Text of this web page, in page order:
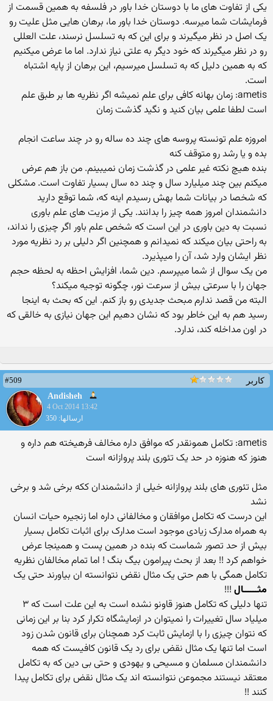
یکی از تفاوت های ما با دوستان خدا باور در فلسفه به همین قسمت از
فرمایشات شما میرسه. دوستان خدا باور ما، برهان هایی مثل علیت رو
یک اصل در نظر میگیرند و برای این که به تسلسل نرسند، علت العللی
رو در نظر میگیرند که خود دیگر به علتی نیاز ندارد. اما ما عرض میکنیم
که به همین دلیل که به تسلسل میرسیم، این برهان از پایه اشتباه
است.
ametis: زمان بهانه کافی برای علم نمیشه اگر نظریه ها بر طبق علم
است لطفا علمی بیان کنید و نگید گذشت زمان
امروزه علم تونسته پروسه های چند ده ساله رو در چند ساعت انجام
بده و یا رشد رو متوقف کنه
بنده هیچ نکته غیر علمی در گذشت زمان نمیبینم. من باز هم عرض
میکنم بین چند میلیارد سال و چند ده سال بسیار تفاوت است. مشکلی
که شخصا در بیانات شما بهش رسیدم اینه که، شما توقع دارید
دانشمندان امروز همه چیز را بدانند. یکی از مزیت های علم باوری
نسبت به دین باوری در این است که شخص علم باور اگر چیزی را نداند،
به راحتی بیان میکند که نمیدانم و همچنین اگر دلیلی بر رد نظریه مورد
نظر ایشان وارد شد، آن را میپذیرد.
من یک سوال از شما میپرسم. دین شما، افزایش احظه به لحظه حجم
جهان را با سرعتی بیش از سرعت نور، چگونه توجیه میکند؟
البته من قصد ندارم مبحث جدیدی رو باز کنم. این که بحث به اینجا
رسید هم به این خاطر بود که نشان دهیم این جهان نیازی به خالقی که
در اون مداخله کند، ندارد.
کاربر
#509
Andisheh
4 Oct 2014 13:42
ارسالها: 350
ametis: تکامل همونقدر که موافق داره مخالف فرهیخته هم داره و
هنوز که هنوزه در حد یک تئوری بلند پروازانه است
مثل تئوری های بلند پروازانه خیلی از دانشمندان ککه برخی شد و برخی
نشد
این درست که تکامل موافقان و مخالفانی داره اما زنجیره حیات انسان
به همراه مدارک زیادی موجود است مدارک برای اثبات تکامل بسیار
بیش از حد تصور شماست که بنده در همین پست و همینجا عرض
خواهم کرد !! بعد از بحث پیرامون بیگ بنگ ! اما تمام مخالفان نظریه
تکامل همگی با هم حتی یک مثال نقض نتوانسته ان بیاورند حتی یک
مثــــــال !!!
تنها دلیلی که تکامل هنوز قاونو نشده است به این علت است که ۳
میلیاد سال تغییرات را نمیتوان در ازمایشگاه تکرار کرد بنا بر این زمانی
که نتوان چیزی را با ازمایش ثابت کرد همچنان برای قانون شدن زود
است اما تنها یک مثال نقض برای رد یک قانون کافیست که همه
دانشمندان مسلمان و مسیحی و یهودی و حتی بی دین که به تکامل
معتقد نیستند مجموعن نتوانسته اند یک مثال نقض برای تکامل پیدا
کنند !!